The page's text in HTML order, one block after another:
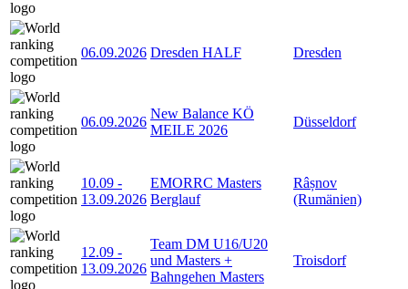
06.09.2026 Dresden HALF Dresden
06.09.2026
New Balance KÖ
MEILE 2026
Düsseldorf
10.09 -
13.09.2026
EMORRC Masters
Berglauf
Râșnov
(Rumänien)
12.09 -
13.09.2026
Team DM U16/U20
und Masters +
Bahngehen Masters
Troisdorf